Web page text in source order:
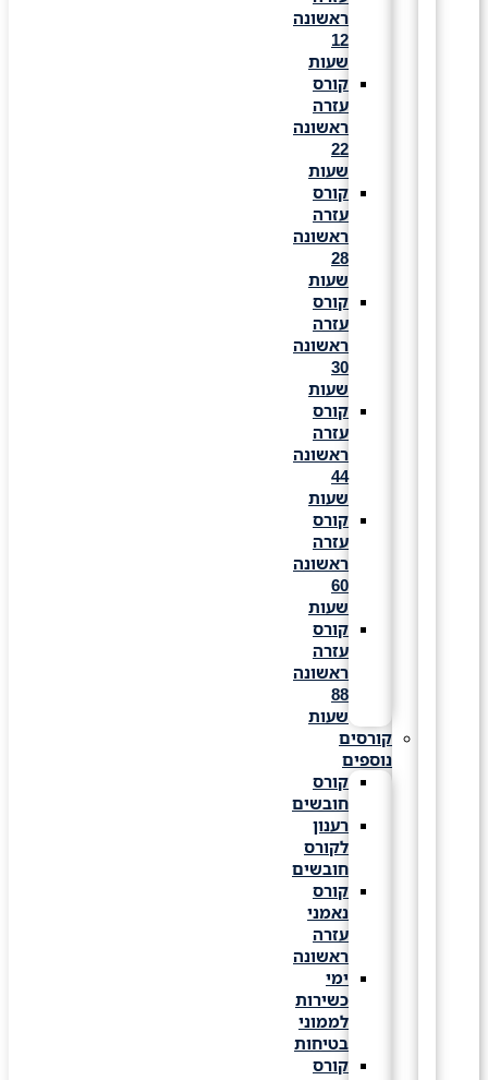
ראשונה
שעות
קורס
עזרה
ראשונה
שעות
קורס
עזרה
ראשונה
שעות
קורס
עזרה
ראשונה
שעות
קורס
עזרה
ראשונה
שעות
קורס
עזרה
ראשונה
שעות
קורס
עזרה
ראשונה
שעות
קורסים
נוספים
קורס
חובשים
רענון
לקורס
חובשים
קורס
נאמני
עזרה
ראשונה
ימי
כשירות
לממוני
בטיחות
קורס